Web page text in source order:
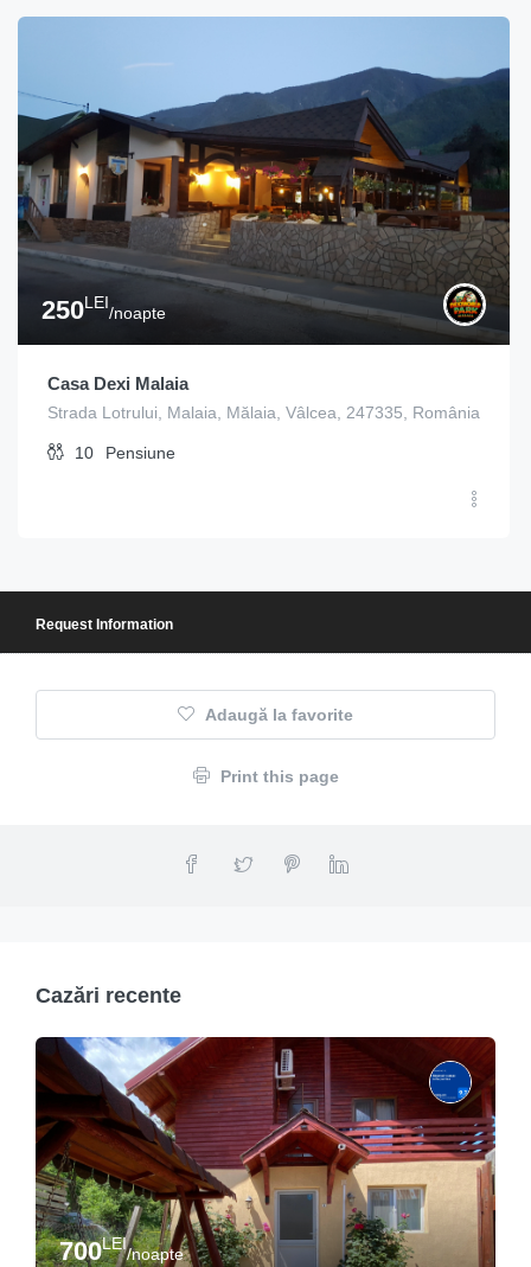
250LEI
/noapte
Casa Dexi Malaia
Strada Lotrului, Malaia, Mălaia, Vâlcea, 247335, România
10 Pensiune
Request Information
Adaugă la favorite
Print this page
Cazări recente
700LEI
/noapte